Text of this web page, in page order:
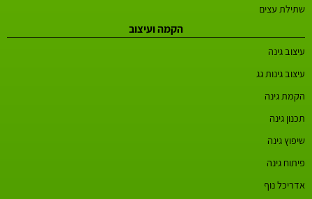
שתילת עצים
הקמה ועיצוב
עיצוב גינה
עיצוב גינות גג
הקמת גינה
תכנון גינה
שיפוץ גינה
פיתוח גינה
אדריכל נוף